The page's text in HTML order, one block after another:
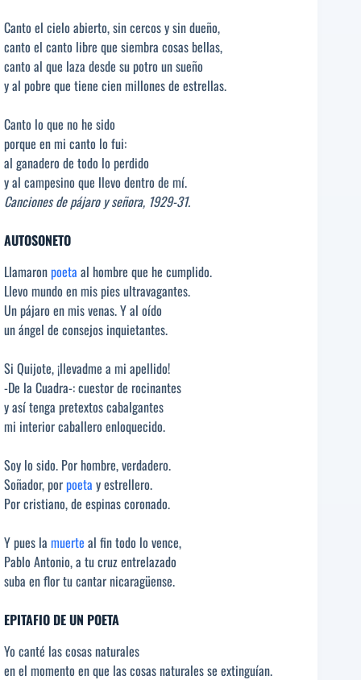
Canto el cielo abierto, sin cercos y sin dueño,
canto el canto libre que siembra cosas bellas,
canto al que laza desde su potro un sueño
y al pobre que tiene cien millones de estrellas.
Canto lo que no he sido
porque en mi canto lo fui:
al ganadero de todo lo perdido
y al campesino que llevo dentro de mí.
Canciones de pájaro y señora, 1929-31.
AUTOSONETO
Llamaronpoeta al hombre que he cumplido.
Llevo mundo en mis pies ultravagantes.
Un pájaro en mis venas. Y al oído
un ángel de consejos inquietantes.
Si Quijote, ¡llevadme a mi apellido!
-De la Cuadra-: cuestor de rocinantes
y así tenga pretextos cabalgantes
mi interior caballero enloquecido.
Soy lo sido. Por hombre, verdadero.
Soñador, porpoeta y estrellero.
Por cristiano, de espinas coronado.
Y pues la muerte al fin todo lo vence,
Pablo Antonio, a tu cruz entrelazado
suba en flor tu cantar nicaragüense.
EPITAFIO DE UN POETA
Yo canté las cosas naturales
en el momento en que las cosas naturales se extinguían.